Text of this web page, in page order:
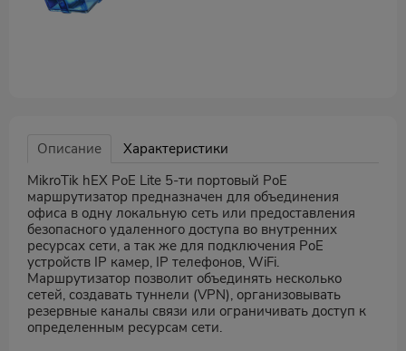
Описание
Характеристики
MikroTik hEX PoE Lite 5-ти портовый PoE
маршрутизатор предназначен для объединения
офиса в одну локальную сеть или предоставления
безопасного удаленного доступа во внутренних
ресурсах сети, а так же для подключения PoE
устройств IP камер, IP телефонов, WiFi.
Маршрутизатор позволит объединять несколько
сетей, создавать туннели (VPN), организовывать
резервные каналы связи или ограничивать доступ к
определенным ресурсам сети.